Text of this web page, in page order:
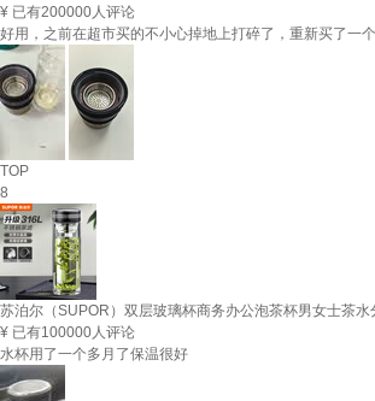
¥ 已有200000人评论
好用，之前在超市买的不小心掉地上打碎了，重新买了一
TOP
8
苏泊尔（SUPOR）双层玻璃杯商务办公泡茶杯男女士茶
¥ 已有100000人评论
水杯用了一个多月了保温很好